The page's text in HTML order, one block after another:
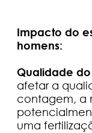
Impacto do
homens:
Qualidade do
afetar a
contagem, a
uma